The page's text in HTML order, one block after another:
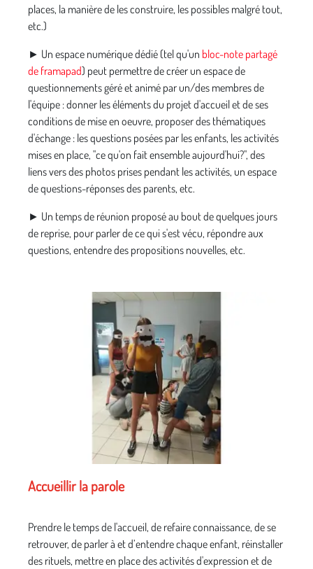
places, la manière de les construire, les possibles malgré tout,
etc.)
► Un espace numérique dédié (tel qu'un bloc-note partagé
de framapad) peut permettre de créer un espace de
questionnements géré et animé par un/des membres de
l'équipe : donner les éléments du projet d'accueil et de ses
conditions de mise en oeuvre, proposer des thématiques
d'échange : les questions posées par les enfants, les activités
mises en place, "ce qu'on fait ensemble aujourd'hui?", des
liens vers des photos prises pendant les activités, un espace
de questions-réponses des parents, etc.
► Un temps de réunion proposé au bout de quelques jours
de reprise, pour parler de ce qui s'est vécu, répondre aux
questions, entendre des propositions nouvelles, etc.
Accueillir la parole
Prendre le temps de l'accueil, de refaire connaissance, de se
retrouver, de parler à et d’entendre chaque enfant, réinstaller
des rituels, mettre en place des activités d'expression et de